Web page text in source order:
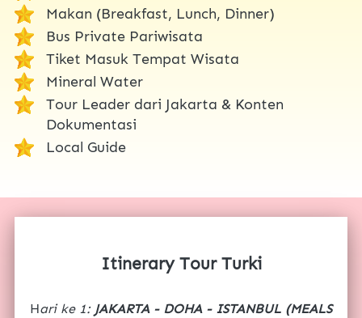
Makan (Breakfast, Lunch, Dinner)
Bus Private Pariwisata
Tiket Masuk Tempat Wisata
Mineral Water
Tour Leader dari Jakarta & Konten
Dokumentasi
Local Guide
Itinerary Tour Turki
Hari ke 1: JAKARTA - DOHA - ISTANBUL (MEALS